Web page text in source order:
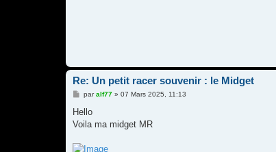
Re: Un petit racer souvenir : le Midget
M
s
a
e
paralf77» 07 Mars 2025, 11:13
Hello
Voila ma midget MR